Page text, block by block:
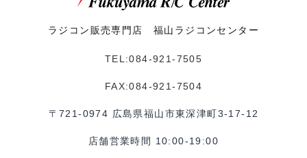
ラジコン販売専門店 福山ラジコンセンター
TEL:084-921-7505
FAX:084-921-7504
〒721-0974 広島県福山市東深津町3-17-12
店舗営業時間 10:00-19:00